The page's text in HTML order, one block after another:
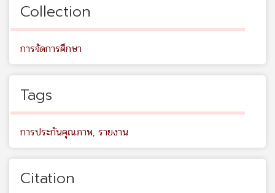
Collection
การจัดการศึกษา
Tags
การประกันคุณภาพ, รายงาน
Citation